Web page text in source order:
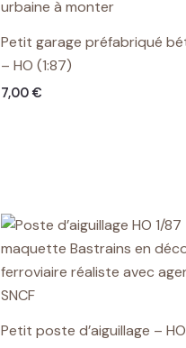
Petit garage préfabriqué
– HO (1:87)
7,00 €
Petit poste d’aiguillage –